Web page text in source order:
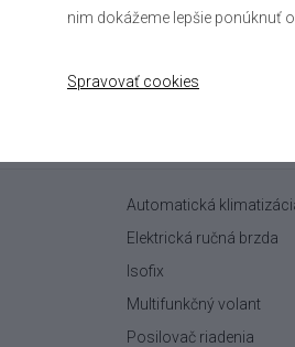
Automatická
Elektrická ručná brzda
Isofix
Multifunkčný volant
Posilovač riadenia
nim dokážeme lepšie ponúknuť
Spravovať cookies